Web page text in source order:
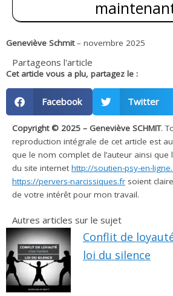
Geneviève Schmit– novembre 2025
Partageons l'article
Cet article vous a plu, partagez le :
Facebook Twitter
Copyright © 2025 – Geneviève SCHMIT.
reproduction intégrale de cet article est
que le nom complet de l’auteur ainsi que
du site internet http://soutien-psy-en-
https://pervers-narcissiques.fr soient
de votre intérêt pour mon travail.
Autres articles sur le sujet
Conflit de
loi du silence